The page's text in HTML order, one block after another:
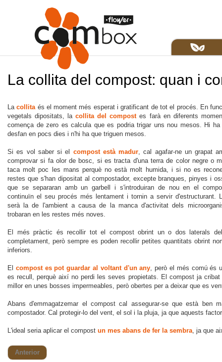
La collita del compost: quan i
Lacollitaés el moment més esperat i gratificant de tot el procés. En
vegetals dipositats, lacollita del compostes farà en diferents
comença de zero es calcula que es podria trigar uns nou mesos. Hi
desfan en pocs dies i n'hi ha que triguen mesos.
Si es vol saber si el compost està madur, cal agafar-ne un grapat
comprovar si fa olor de bosc, si es tracta d'una terra de color negre o
taca molt poc les mans perquè no està molt humida, i si no es
restes que s'han dipositat al compostador, excepte branques, pinyes i
que se separaran amb un garbell i s'introduiran de nou en el
continuïn el seu procés més lentament i tornin a servir d'estructurant.
serà la de l'ambient a causa de la manca d'activitat dels
trobaran en les restes més noves.
El més pràctic és recollir tot el compost obrint un o dos laterals del
completament, però sempre es poden recollir petites quantitats obrint
inferiors.
El compost es pot guardar al voltant d'un any, però el més comú és
es recull, perquè així no perdi les seves propietats. El compost ja
millor en unes bosses impermeables, però obertes per a deixar que es
Abans d'emmagatzemar el compost cal assegurar-se que està ben
compostador. Cal protegir-lo del vent, el sol i la pluja, ja que aquests
L'ideal seria aplicar el compost un mes abans de fer la sembra, ja que
Anterior